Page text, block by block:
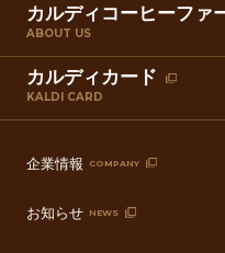
カルディコーヒーファ
ABOUT US
カルディカード
KALDI CARD
企業情報 COMPANY
お知らせ NEWS